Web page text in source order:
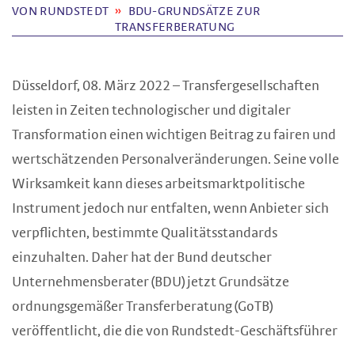
VON RUNDSTEDT
BDU-GRUNDSÄTZE ZUR
TRANSFERBERATUNG
Düsseldorf, 08. März 2022 – Transfergesellschaften
leisten in Zeiten technologischer und digitaler
Transformation einen wichtigen Beitrag zu fairen und
wertschätzenden Personalveränderungen. Seine volle
Wirksamkeit kann dieses arbeitsmarktpolitische
Instrument jedoch nur entfalten, wenn Anbieter sich
verpflichten, bestimmte Qualitätsstandards
einzuhalten. Daher hat der Bund deutscher
Unternehmensberater (BDU) jetzt Grundsätze
ordnungsgemäßer Transferberatung (GoTB)
veröffentlicht, die die von Rundstedt-Geschäftsführer